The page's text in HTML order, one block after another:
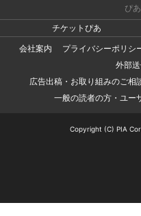
ぴ
チケットぴあ
会社案内
プライバシーポリシ
外部
広告出稿・お取り組みのご相
一般の読者の方・ユー
Copyright (C) PIA